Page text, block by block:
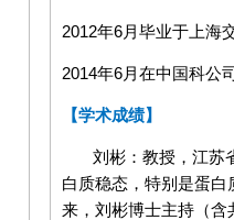
2012年6月毕业于上海
2014年6月在中国科公
【学术成绩】
刘彬：教授，江苏
白质稳态，特别是蛋
来，刘彬博士主持（